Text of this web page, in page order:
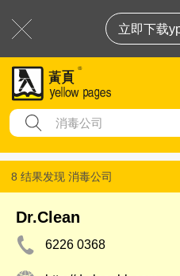
立即下载
8 结果发现 消毒公司
Dr.Clean
6226 0368